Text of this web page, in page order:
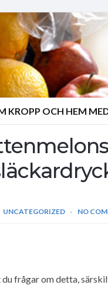
KROPP OCH HEM
UNCATEGORIZED NO
frågar om detta,